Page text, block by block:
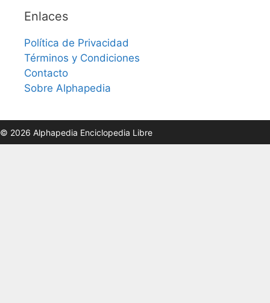
Enlaces
Política de Privacidad
Términos y Condiciones
Contacto
Sobre Alphapedia